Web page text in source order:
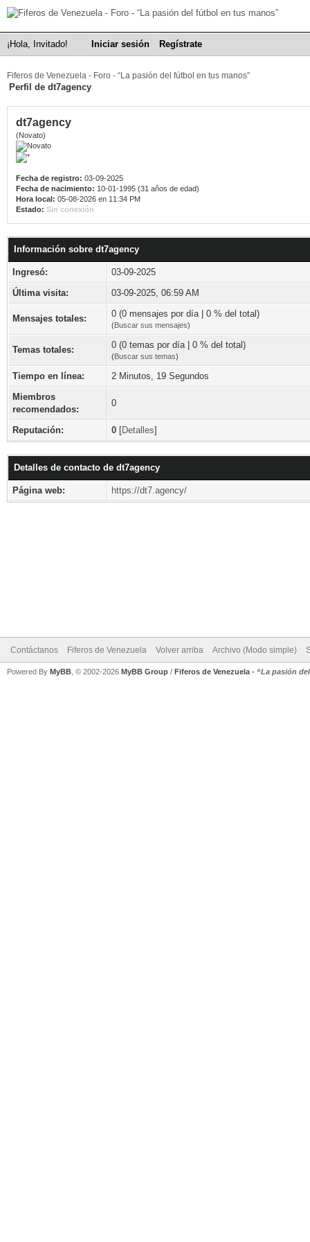
¡Hola, Invitado! Iniciar sesión Regístrate
Fiferos de Venezuela - Foro - “La pasión del fútbol en tus manos”
Perfil de dt7agency
dt7agency
(Novato)
Fecha de registro: 03-09-2025
Fecha de nacimiento: 10-01-1995 (31 años de edad)
Hora local: 05-08-2026 en 11:34 PM
Estado: Sin conexión
Información sobre dt7agency
Ingresó:
03-09-2025
Última visita:
03-09-2025, 06:59 AM
Mensajes totales: 0 (0 mensajes por día | 0 % del total)
(Buscar sus mensajes)
Temas totales: 0 (0 temas por día | 0 % del total)
(Buscar sus temas)
Tiempo en línea:
2 Minutos, 19 Segundos
Miembros
recomendados:
0
Reputación: 0 [Detalles]
Detalles de contacto de dt7agency
Página web: https://dt7.agency/
Contáctanos Fiferos de Venezuela Volver arriba Archivo (Modo simple)
Powered By MyBB , © 2002-2026 MyBB Group / Fiferos de Venezuela - “La pasión